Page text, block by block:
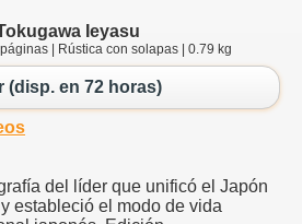
Ieyasu
| Rústica con solapas | 0.79 kg
(disp. en 72 horas)
del líder que unificó el Japón
estableció el modo de vida